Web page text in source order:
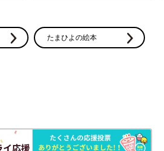
デッドマフラー」を購入。ふんわりとし
たまひよの絵本